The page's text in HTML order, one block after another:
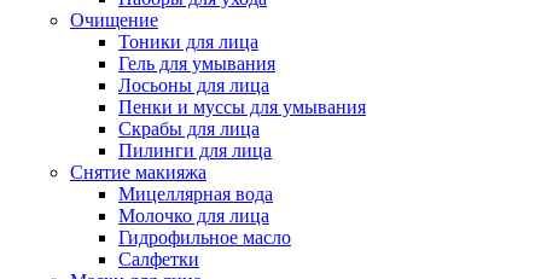
Очищение
Тоники для лица
Гель для умывания
Лосьоны для лица
Пенки и муссы для умывания
Скрабы для лица
Пилинги для лица
Снятие макияжа
Мицеллярная вода
Молочко для лица
Гидрофильное масло
Салфетки